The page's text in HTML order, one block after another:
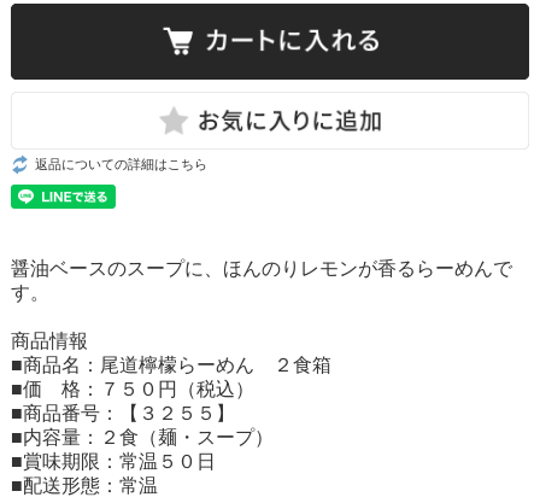
返品についての詳細はこちら
醤油ベースのスープに、ほんのりレモンが香るらーめんで
す。
商品情報
■商品名：尾道檸檬らーめん ２食箱
■価 格：７５０円（税込）
■商品番号：【３２５５】
■内容量：２食（麺・スープ）
■賞味期限：常温５０日
■配送形態：常温